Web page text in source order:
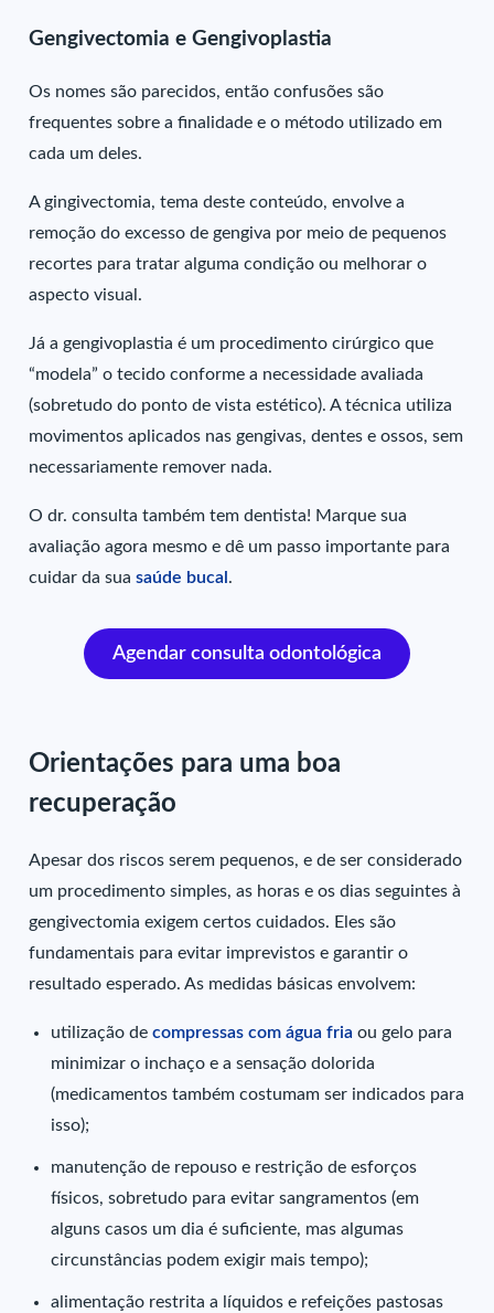
Gengivectomia e Gengivoplastia
Os nomes são parecidos, então confusões são
frequentes sobre a finalidade e o método utilizado em
cada um deles.
A gingivectomia, tema deste conteúdo, envolve a
remoção do excesso de gengiva por meio de pequenos
recortes para tratar alguma condição ou melhorar o
aspecto visual.
Já a gengivoplastia é um procedimento cirúrgico que
“modela” o tecido conforme a necessidade avaliada
(sobretudo do ponto de vista estético). A técnica utiliza
movimentos aplicados nas gengivas, dentes e ossos, sem
necessariamente remover nada.
O dr. consulta também tem dentista! Marque sua
avaliação agora mesmo e dê um passo importante para
cuidar da suasaúde bucal.
Agendar consulta odontológica
Orientações para uma boa
recuperação
Apesar dos riscos serem pequenos, e de ser considerado
um procedimento simples, as horas e os dias seguintes à
gengivectomia exigem certos cuidados. Eles são
fundamentais para evitar imprevistos e garantir o
resultado esperado. As medidas básicas envolvem:
utilização decompressas com água fria ou gelo para
minimizar o inchaço e a sensação dolorida
(medicamentos também costumam ser indicados para
isso);
manutenção de repouso e restrição de esforços
físicos, sobretudo para evitar sangramentos (em
alguns casos um dia é suficiente, mas algumas
circunstâncias podem exigir mais tempo);
alimentação restrita a líquidos e refeições pastosas